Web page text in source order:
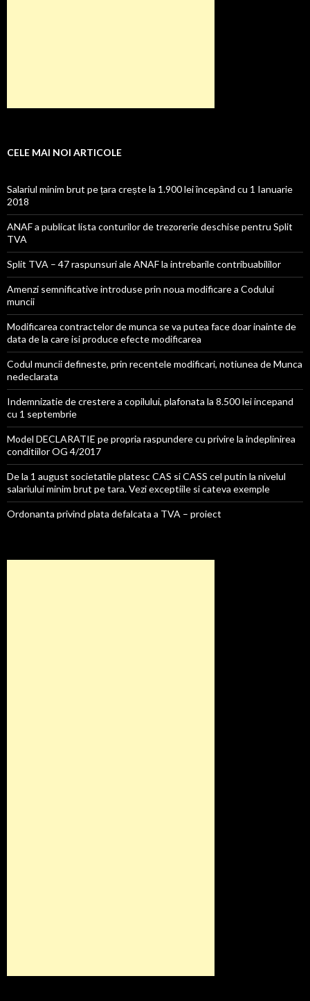
CELE MAI NOI ARTICOLE
Salariul minim brut pe țara crește la 1.900 lei începând cu 1 Ianuarie
2018
ANAF a publicat lista conturilor de trezorerie deschise pentru Split
TVA
Split TVA – 47 raspunsuri ale ANAF la intrebarile contribuabililor
Amenzi semnificative introduse prin noua modificare a Codului
muncii
Modificarea contractelor de munca se va putea face doar inainte de
data de la care isi produce efecte modificarea
Codul muncii defineste, prin recentele modificari, notiunea de Munca
nedeclarata
Indemnizatie de crestere a copilului, plafonata la 8.500 lei incepand
cu 1 septembrie
Model DECLARATIE pe propria raspundere cu privire la indeplinirea
conditiilor OG 4/2017
De la 1 august societatile platesc CAS si CASS cel putin la nivelul
salariului minim brut pe tara. Vezi exceptiile si cateva exemple
Ordonanta privind plata defalcata a TVA – proiect